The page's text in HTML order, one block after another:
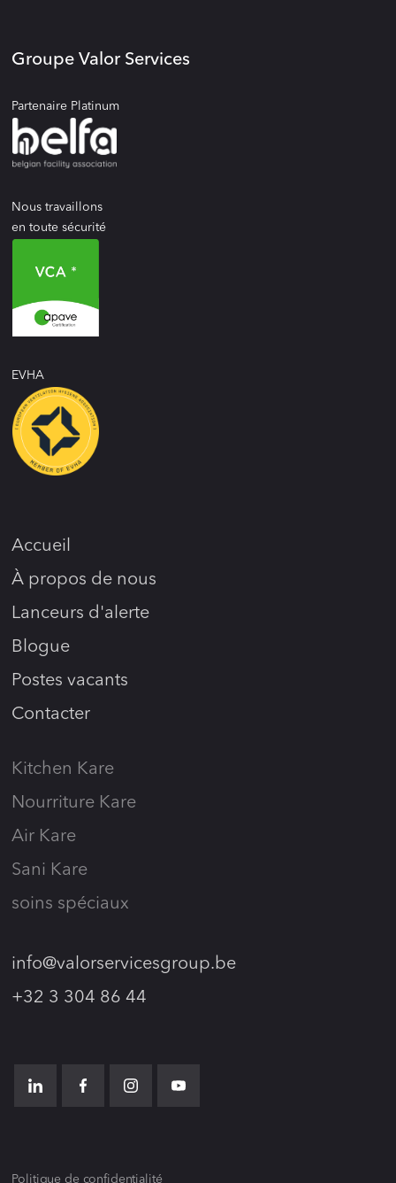
Groupe Valor Services
Partenaire Platinum
Nous travaillons
en toute sécurité
EVHA
Accueil
À propos de nous
Lanceurs d'alerte
Blogue
Postes vacants
Contacter
Kitchen Kare
Nourriture Kare
Air Kare
Sani Kare
soins spéciaux
info@valorservicesgroup.be
+32 3 304 86 44
Politique de confidentialité